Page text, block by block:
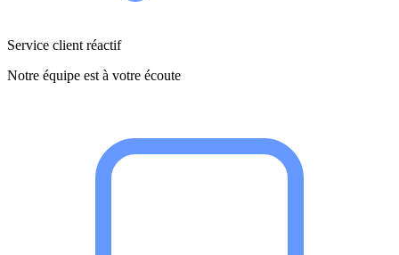
Service client réactif
Notre équipe est à votre écoute